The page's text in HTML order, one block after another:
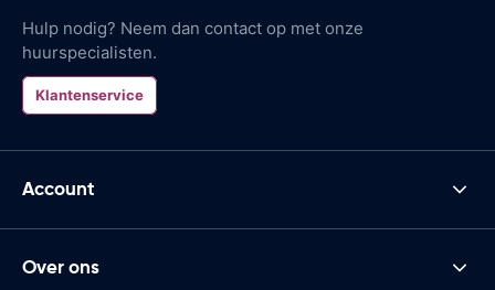
Hulp nodig? Neem dan contact op met onze
huurspecialisten.
Klantenservice
Account
Over ons